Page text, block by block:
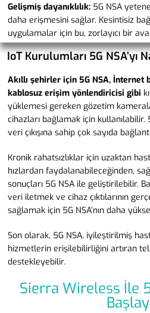
Gelişmiş dayanıklılık: 5G NSA
daha erişmesini sağlar. Kesintisiz
uygulamalar için bu, zorlayıcı bir
IoT Kurulumları 5G NSA’yı
Akıllı şehirler için 5G NSA, İnternet
kablosuz erişim yönlendiricisi gibi
yüklemesi gereken gözetim
cihazları bağlamak için kullanılabilir.
veri çıkışına sahip çok sayıda
Kronik rahatsızlıklar için uzaktan
hızlardan faydalanabileceğinden,
sonuçları 5G NSA ile geliştirilebilir.
veri iletmek ve cihaz çıktılarının
sağlamak için 5G NSA’nın daha
Son olarak, 5G NSA, iyileştirilmiş
hizmetlerin erişilebilirliğini artıran
destekleyebilir.
Sierra Wireless İle